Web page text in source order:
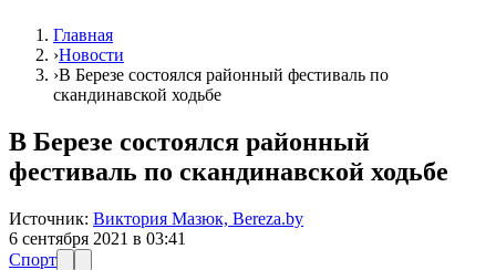
Главная
›Новости
›В Березе состоялся районный фестиваль по
скандинавской ходьбе
В Березе состоялся районный
фестиваль по скандинавской ходьбе
Источник: Виктория Мазюк, Bereza.by
6 сентября 2021 в 03:41
Спорт